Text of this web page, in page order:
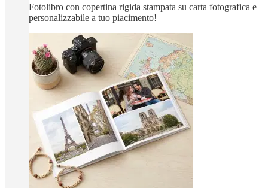
Fotolibro con copertina rigida stampata su carta fotografica e
personalizzabile a tuo piacimento!